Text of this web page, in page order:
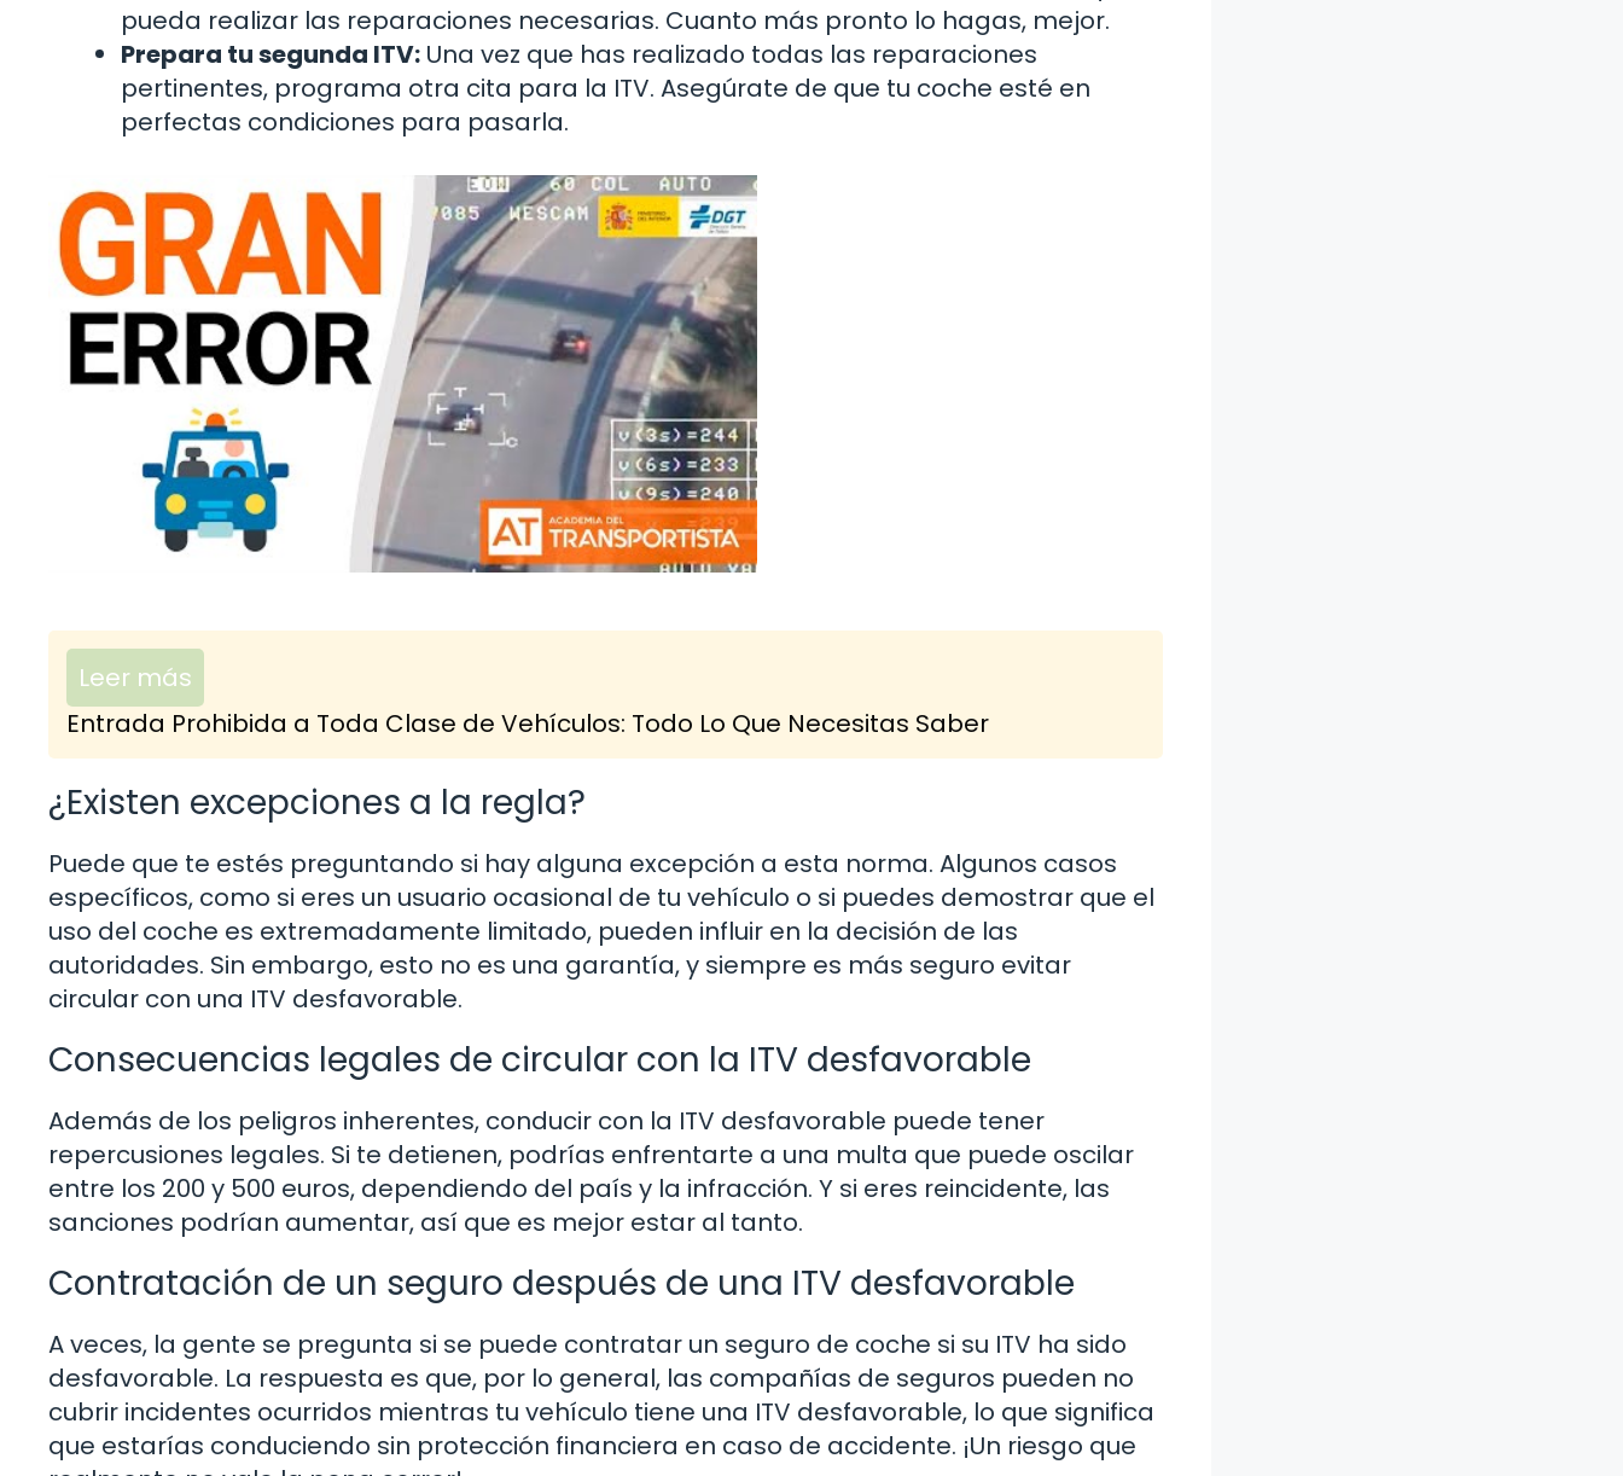
pueda realizar las reparaciones necesarias. Cuanto más pronto lo hagas, mejor.
Prepara tu segunda ITV: Una vez que has realizado todas las reparaciones
pertinentes, programa otra cita para la ITV. Asegúrate de que tu coche esté en
perfectas condiciones para pasarla.
Leer más
Entrada Prohibida a Toda Clase de Vehículos: Todo Lo Que Necesitas Saber
¿Existen excepciones a la regla?
Puede que te estés preguntando si hay alguna excepción a esta norma. Algunos casos
específicos, como si eres un usuario ocasional de tu vehículo o si puedes demostrar que el
uso del coche es extremadamente limitado, pueden influir en la decisión de las
autoridades. Sin embargo, esto no es una garantía, y siempre es más seguro evitar
circular con una ITV desfavorable.
Consecuencias legales de circular con la ITV desfavorable
Además de los peligros inherentes, conducir con la ITV desfavorable puede tener
repercusiones legales. Si te detienen, podrías enfrentarte a una multa que puede oscilar
entre los 200 y 500 euros, dependiendo del país y la infracción. Y si eres reincidente, las
sanciones podrían aumentar, así que es mejor estar al tanto.
Contratación de un seguro después de una ITV desfavorable
A veces, la gente se pregunta si se puede contratar un seguro de coche si su ITV ha sido
desfavorable. La respuesta es que, por lo general, las compañías de seguros pueden no
cubrir incidentes ocurridos mientras tu vehículo tiene una ITV desfavorable, lo que significa
que estarías conduciendo sin protección financiera en caso de accidente. ¡Un riesgo que